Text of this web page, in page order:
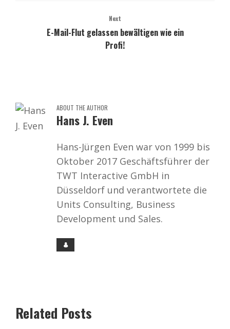
Next
E-Mail-Flut gelassen bewältigen wie ein
Profi!
ABOUT THE AUTHOR
Hans J. Even
Hans-Jürgen Even war von 1999 bis
Oktober 2017 Geschäftsführer der
TWT Interactive GmbH in
Düsseldorf und verantwortete die
Units Consulting, Business
Development und Sales.
Related Posts